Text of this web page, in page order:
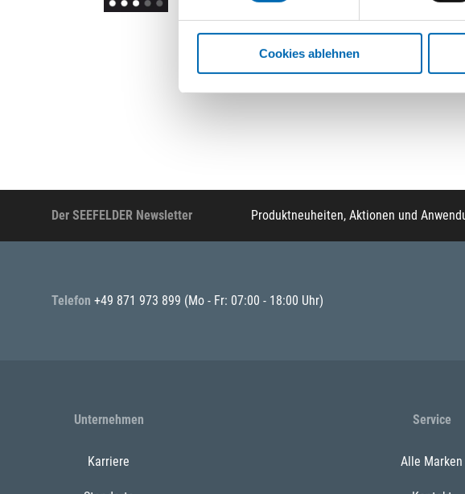
Cookies ablehnen
Der SEEFELDER Newsletter Produktneuheiten, Aktionen und
Telefon +49 871 973 899 (Mo - Fr: 07:00 - 18:00 Uhr)
Unternehmen
Karriere
Service
Alle Marken